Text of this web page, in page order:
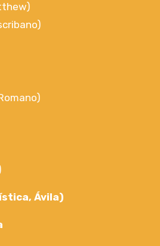
Ávila)